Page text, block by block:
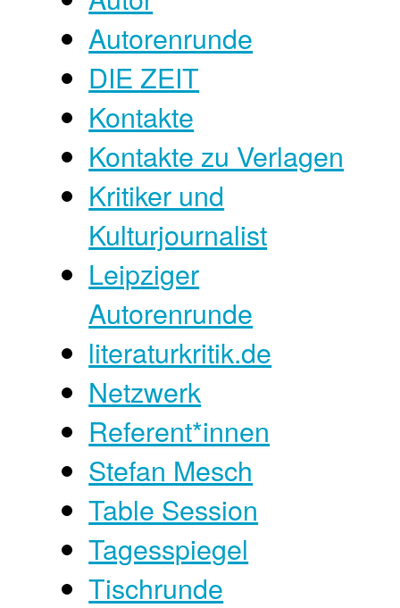
Autorenrunde
DIE ZEIT
Kontakte
Kontakte zu Verlagen
Kritiker und
Kulturjournalist
Leipziger
Autorenrunde
literaturkritik.de
Netzwerk
Referent*innen
Stefan Mesch
Table Session
Tagesspiegel
Tischrunde